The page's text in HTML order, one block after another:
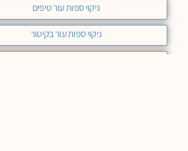
ניקוי ספות עור טיפים
ניקוי ספות עור בקיטור